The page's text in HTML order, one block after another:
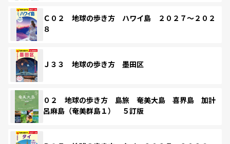
Ｃ０２ 地球の歩き方 ハワイ島 ２０２７～２０２
８
Ｊ３３ 地球の歩き方 墨田区
０２ 地球の歩き方 島旅 奄美大島 喜界島 加計
呂麻島（奄美群島１） ５訂版